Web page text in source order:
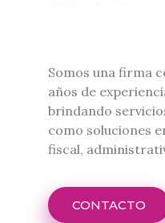
Somos una firma
años de
brindando
como soluciones
fiscal,
CONTACTO